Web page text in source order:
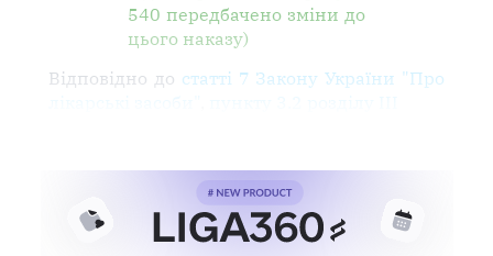
540 передбачено зміни до
цього наказу)
Відповідно до статті 7 Закону України "Про